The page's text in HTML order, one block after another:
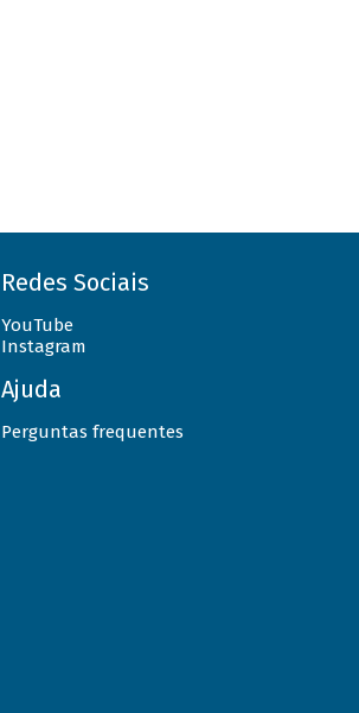
Redes Sociais
YouTube
Instagram
Ajuda
Perguntas frequentes